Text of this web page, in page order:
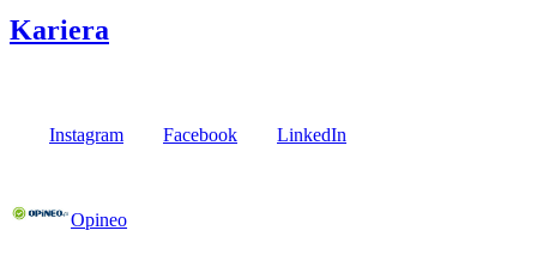
Kariera
Instagram Facebook LinkedIn
Opineo